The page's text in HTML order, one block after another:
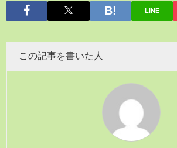
LINE
この記事を書いた人